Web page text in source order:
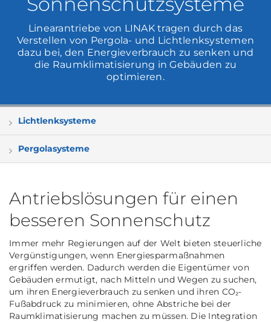
Linearantriebe von LINAK tragen durch das
Verstellen von Pergola- und Lichtlenksystemen
dazu bei, den Energieverbrauch zu senken und
die Raumklimatisierung in Gebäuden zu
optimieren.
Lichtlenksysteme
Pergolasysteme
Antriebslösungen für einen
besseren Sonnenschutz
Immer mehr Regierungen auf der Welt bieten steuerliche
Vergünstigungen, wenn Energiesparmaßnahmen
ergriffen werden. Dadurch werden die Eigentümer von
Gebäuden ermutigt, nach Mitteln und Wegen zu suchen,
um ihren Energieverbrauch zu senken und ihren CO₂-
Fußabdruck zu minimieren, ohne Abstriche bei der
Raumklimatisierung machen zu müssen. Die Integration